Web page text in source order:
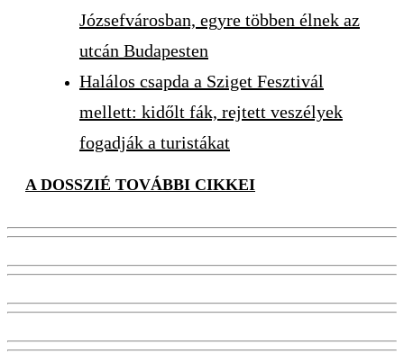
Józsefvárosban, egyre többen élnek az
utcán Budapesten
Halálos csapda a Sziget Fesztivál
mellett: kidőlt fák, rejtett veszélyek
fogadják a turistákat
A DOSSZIÉ TOVÁBBI CIKKEI